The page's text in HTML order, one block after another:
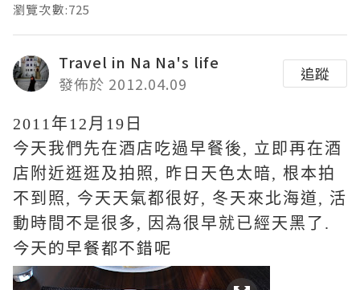
瀏覽次數:725
Travel in Na Na's life
發佈於 2012.04.09
追蹤
2011年12月19日
今天我們先在酒店吃過早餐後, 立即再在酒
店附近逛逛及拍照, 昨日天色太暗, 根本拍
不到照, 今天天氣都很好, 冬天來北海道, 活
動時間不是很多, 因為很早就已經天黑了.
今天的早餐都不錯呢